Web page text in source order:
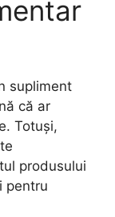
supliment
că ar
Totuși,
produsului
pentru